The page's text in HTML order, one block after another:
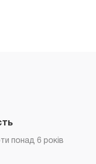
понад 6 років